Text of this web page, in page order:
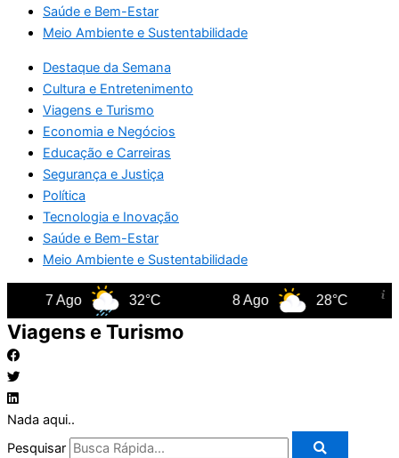
Saúde e Bem-Estar
Meio Ambiente e Sustentabilidade
Destaque da Semana
Cultura e Entretenimento
Viagens e Turismo
Economia e Negócios
Educação e Carreiras
Segurança e Justiça
Política
Tecnologia e Inovação
Saúde e Bem-Estar
Meio Ambiente e Sustentabilidade
7 Ago 32°C 8 Ago 28°C
Viagens e Turismo
Nada aqui..
Pesquisar